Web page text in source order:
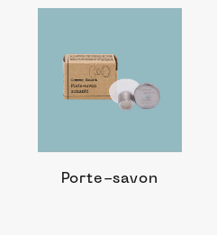
Porte-savon